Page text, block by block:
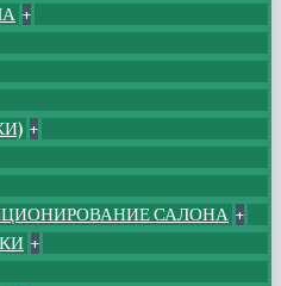
+
+
САЛОНА +
+